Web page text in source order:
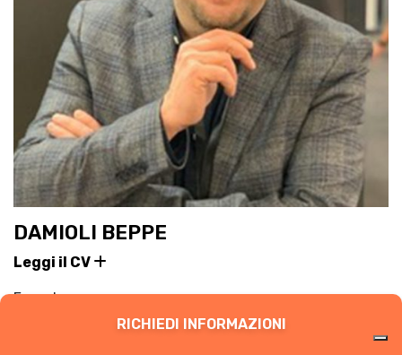
RICHIEDI INFORMAZIONI
DAMIOLI BEPPE
Leggi il CV
Founder
+